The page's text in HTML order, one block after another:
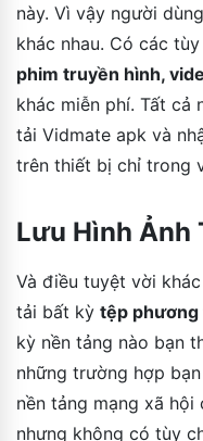
này. Vì vậy người
khác nhau. Có các
phim truyền hình,
khác miễn phí. Tất cả
tải Vidmate apk và
trên thiết bị chỉ trong
Lưu Hình Ảnh
Và điều tuyệt vời
tải bất kỳ tệp phương
kỳ nền tảng nào bạn
những trường hợp
nền tảng mạng xã hội
nhưng không có tùy